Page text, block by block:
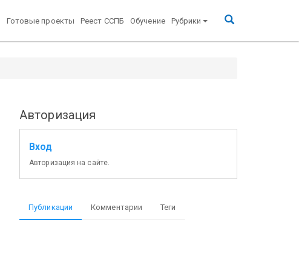
Готовые проекты Реест ССПБ Обучение Рубрики
Авторизация
Вход
Авторизация на сайте.
Публикации Комментарии Теги